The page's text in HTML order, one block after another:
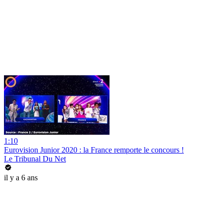
1:10
Eurovision Junior 2020 : la France remporte le concours !
Le Tribunal Du Net
il y a 6 ans